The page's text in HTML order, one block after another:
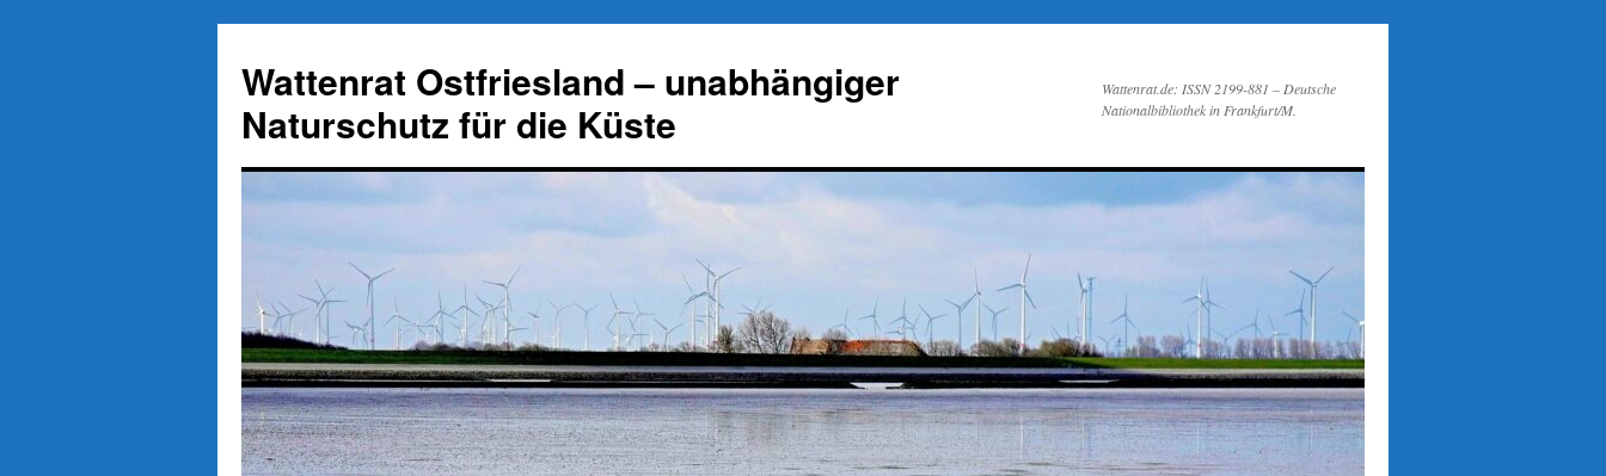
springen
Wattenrat Ostfriesland – unabhängiger
Naturschutz für die Küste
Wattenrat.de: ISSN 2199-881 – Deutsche
Nationalbibliothek in Frankfurt/M.